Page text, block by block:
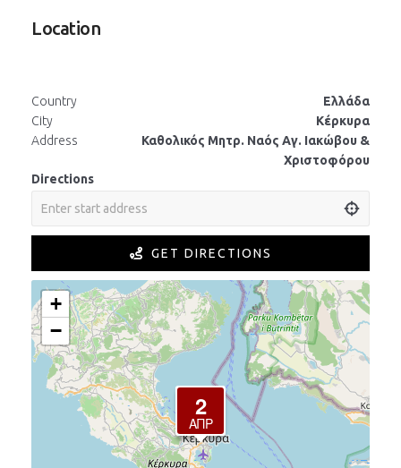
Location
Country
Ελλάδα
City
Κέρκυρα
Address
Καθολικός Μητρ. Ναός Αγ. Ιακώβου &
Χριστοφόρου
Directions
GET DIRECTIONS
2
ΑΠΡ
+
−